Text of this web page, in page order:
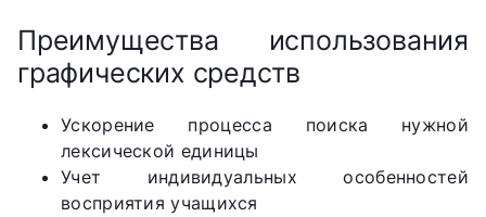
Преимущества использования
графических средств
Ускорение процесса поиска нужной
лексической единицы
Учет индивидуальных особенностей
восприятия учащихся